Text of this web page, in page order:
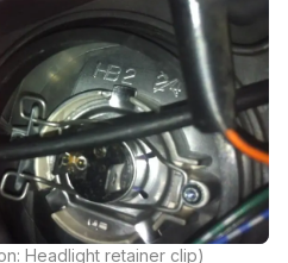
Headlight retainer clip)